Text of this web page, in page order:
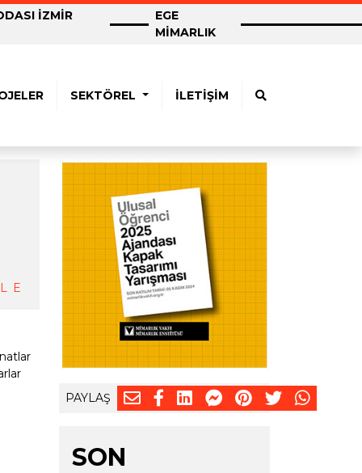
İZMİR
EGE
MİMARLIK
SEKTÖREL İLETİŞİM
PAYLAŞ
SON